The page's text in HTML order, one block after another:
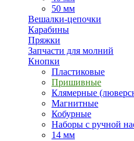
50 мм
Вешалки-цепочки
Карабины
Пряжки
Запчасти для молний
Кнопки
Пластиковые
Пришивные
Клямерные
Магнитные
Кобурные
Наборы с ручной
14 мм